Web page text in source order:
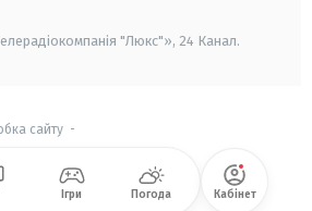
"Люкс"», 24 Канал.
сайту-
Ігри Погода Кабінет